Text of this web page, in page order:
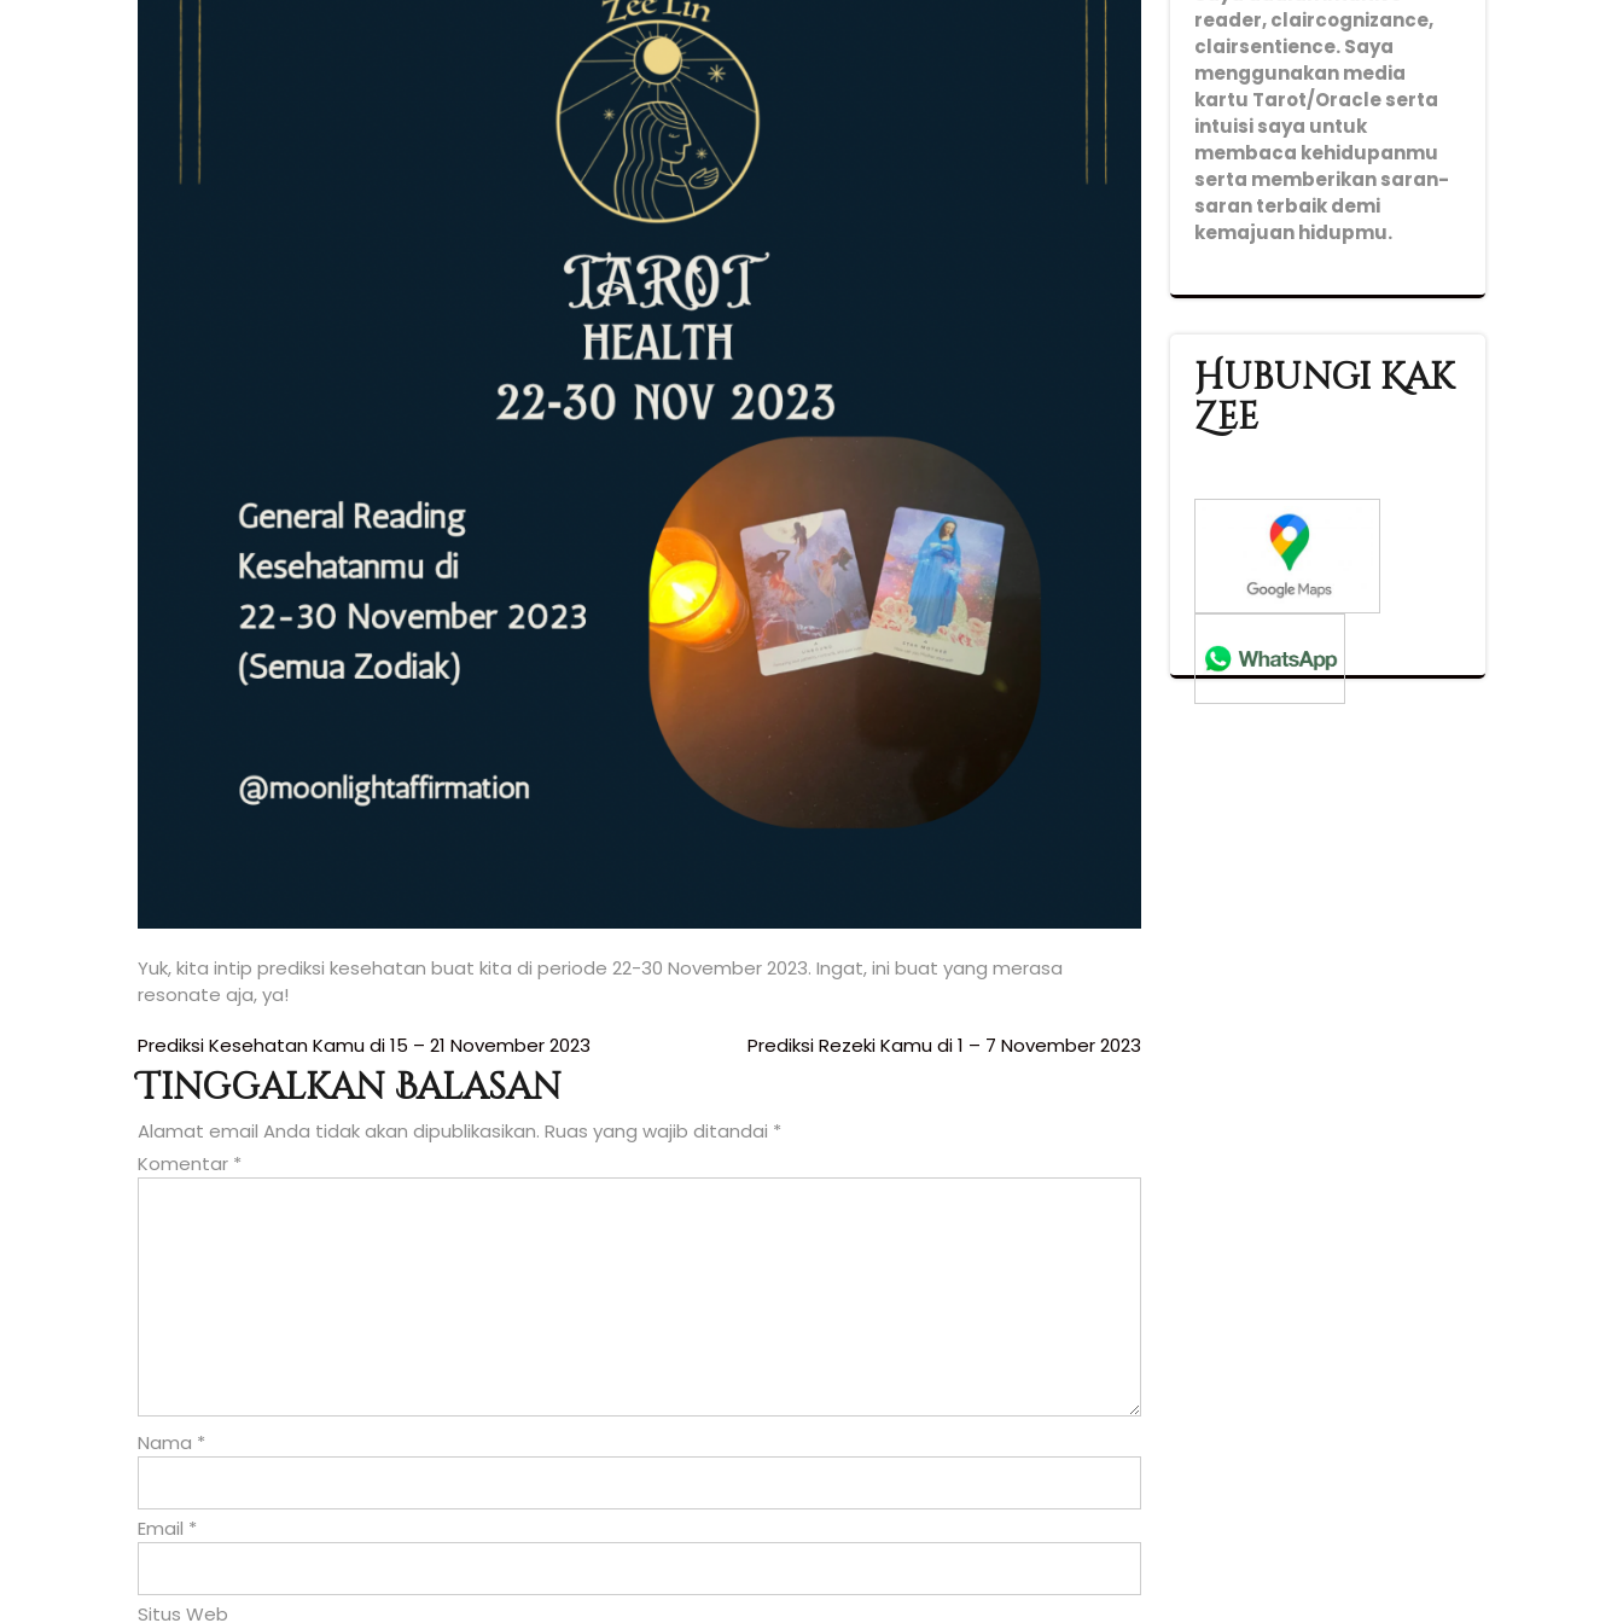
Yuk, kita intip prediksi kesehatan buat kita di periode 22-30 November 2023. Ingat, ini buat yang merasa
resonate aja, ya!
Navigasi
pos
Prediksi Kesehatan Kamu di 15 – 21 November 2023 Prediksi Rezeki Kamu di 1 – 7 November 2023
Tinggalkan Balasan
Alamat email Anda tidak akan dipublikasikan. Ruas yang wajib ditandai *
Komentar *
Nama *
Email *
Situs Web
reader, claircognizance,
clairsentience. Saya
menggunakan media
kartu Tarot/Oracle serta
intuisi saya untuk
membaca kehidupanmu
serta memberikan saran-
saran terbaik demi
kemajuan hidupmu.
Hubungi Kak
Zee